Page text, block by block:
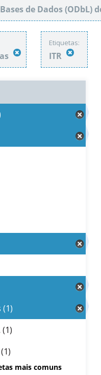
de Dados (ODbL)
Etiquetas:
ITR
(1)
mais comuns